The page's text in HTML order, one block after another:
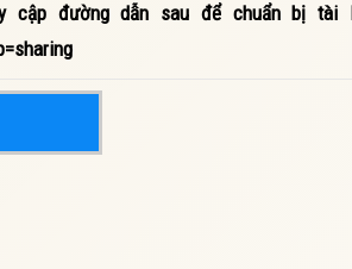
đường dẫn sau để chuẩn bị tài